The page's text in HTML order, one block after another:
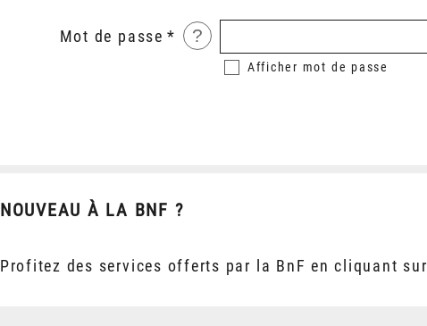
Mot de passe ?
Afficher mot de passe
NOUVEAU À LA BNF ?
Profitez des services offerts par la BnF en cliquant sur